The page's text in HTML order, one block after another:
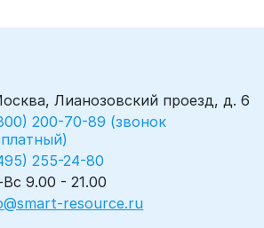
Лианозовский проезд, д. 6
200-70-89 (звонок
255-24-80
9.00 - 21.00
resource.ru